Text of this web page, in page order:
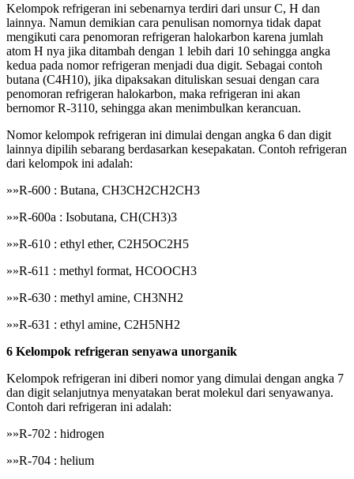
Kelompok refrigeran ini sebenarnya terdiri dari unsur C, H dan
lainnya. Namun demikian cara penulisan nomornya tidak dapat
mengikuti cara penomoran refrigeran halokarbon karena jumlah
atom H nya jika ditambah dengan 1 lebih dari 10 sehingga angka
kedua pada nomor refrigeran menjadi dua digit. Sebagai contoh
butana (C4H10), jika dipaksakan dituliskan sesuai dengan cara
penomoran refrigeran halokarbon, maka refrigeran ini akan
bernomor R-3110, sehingga akan menimbulkan kerancuan.
Nomor kelompok refrigeran ini dimulai dengan angka 6 dan digit
lainnya dipilih sebarang berdasarkan kesepakatan. Contoh refrigeran
dari kelompok ini adalah:
»»R-600 : Butana, CH3CH2CH2CH3
»»R-600a : Isobutana, CH(CH3)3
»»R-610 : ethyl ether, C2H5OC2H5
»»R-611 : methyl format, HCOOCH3
»»R-630 : methyl amine, CH3NH2
»»R-631 : ethyl amine, C2H5NH2
6 Kelompok refrigeran senyawa unorganik
Kelompok refrigeran ini diberi nomor yang dimulai dengan angka 7
dan digit selanjutnya menyatakan berat molekul dari senyawanya.
Contoh dari refrigeran ini adalah:
»»R-702 : hidrogen
»»R-704 : helium